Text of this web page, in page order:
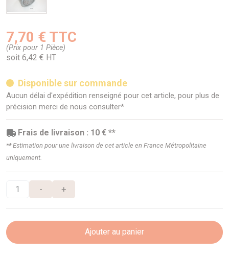
7,70 € TTC
(Prix pour 1 Pièce)
soit 6,42 € HT
Disponible sur commande
Aucun délai d'expédition renseigné pour cet article, pour plus de
précision merci de nous consulter*
Frais de livraison : 10 € **
** Estimation pour une livraison de cet article en France Métropolitaine
uniquement.
- +
Ajouter au panier